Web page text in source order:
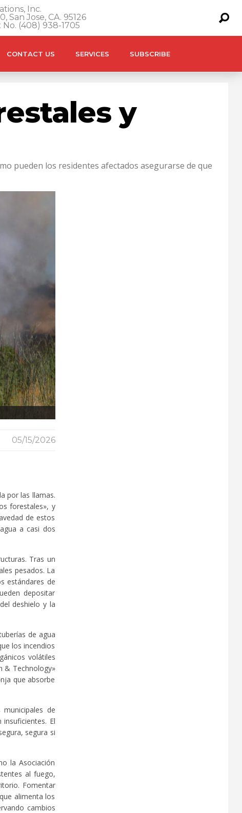
Inc.
San Jose, CA. 95126
No. (408) 938-1705
CONTACT US SERVICES SUBSCRIBE
y
pueden los residentes afectados asegurarse de que
05/15/2026
por las llamas.
forestales», y
de estos
a casi dos
Tras un
pesados. La
estándares de
depositar
deshielo y la
de agua
los incendios
volátiles
& Technology»
que absorbe
de
El
segura si
la Asociación
al fuego,
Fomentar
alimenta los
cambios